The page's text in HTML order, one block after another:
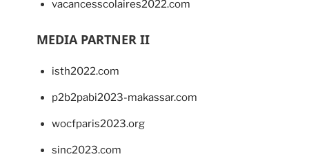
vacancesscolaires2022.com
MEDIA PARTNER II
isth2022.com
p2b2pabi2023-makassar.com
wocfparis2023.org
sinc2023.com